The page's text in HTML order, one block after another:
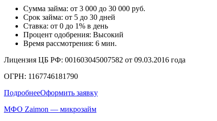
Сумма займа: от 3 000 до 30 000 руб.
Срок займа: от 5 до 30 дней
Ставка: от 0 до 1% в день
Процент одобрения: Высокий
Время рассмотрения: 6 мин.
Лицензия ЦБ РФ: 001603045007582 от 09.03.2016 года
ОГРН: 1167746181790
ПодробнееОформить заявку
МФО Zaimon — микрозайм